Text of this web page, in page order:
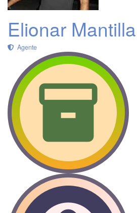
Elionar
Agente